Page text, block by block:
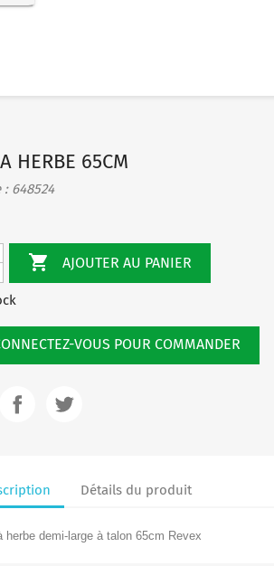
HERBE 65CM
: 648524
 AJOUTER AU PANIER
VOUS POUR COMMANDER
Détails du produit
herbe demi-large à talon 65cm Revex